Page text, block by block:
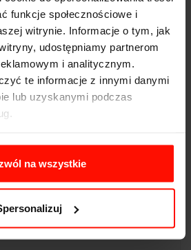
funkcje społecznościowe i
witrynie. Informacje o tym, jak
udostępniamy partnerom
i analitycznym.
te informacje z innymi danymi
lub uzyskanymi podczas
na wszystkie
tył
5.0 l
10-biegowa
dni od daty zakupu. Voucher
w sezonie od maja do